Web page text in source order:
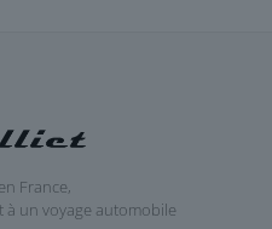
France,
à un voyage automobile